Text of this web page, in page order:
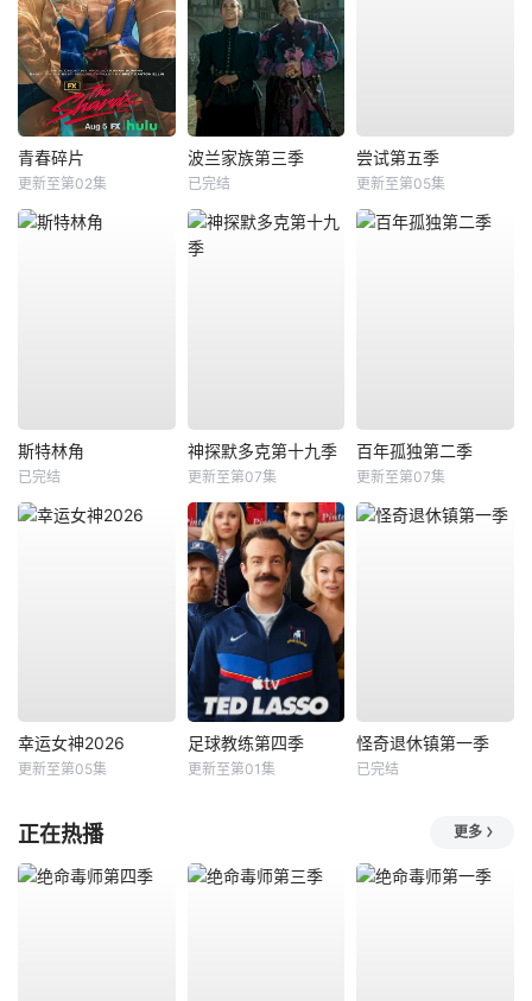
青春碎片
更新至第02集
波兰家族第三季
已完结
尝试第五季
更新至第05集
斯特林角
已完结
神探默多克第十九季
更新至第07集
百年孤独第二季
更新至第07集
幸运女神2026
更新至第05集
足球教练第四季
更新至第01集
怪奇退休镇第一季
已完结
正在热播 更多